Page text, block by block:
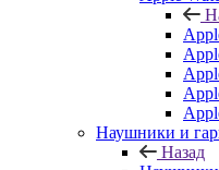
Наушники и
Назад